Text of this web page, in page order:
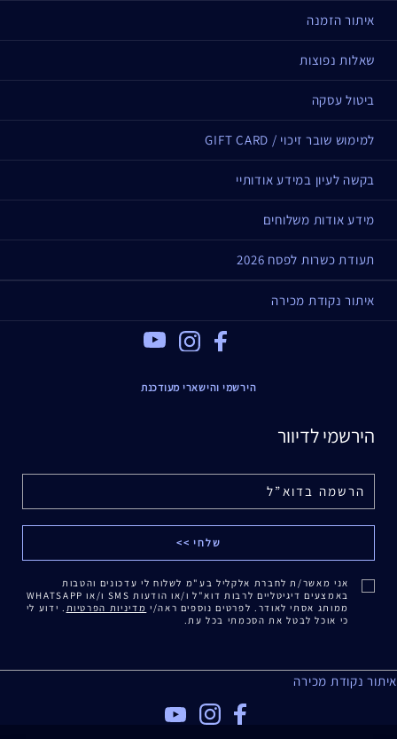
איתור הזמנה
שאלות נפוצות
ביטול עסקה
למימוש שובר זיכוי / GIFT CARD
בקשה לעיון במידע אודותיי
מידע אודות משלוחים
תעודת כשרות לפסח 2026
איתור נקודת מכירה
Facebook
הירשמי והישארי מעודכנת
הירשמי לדיוור
אני מאשר/ת לחברת אלקליל בע"מ לשלוח לי עדכונים והטבות
באמצעים דיגיטליים לרבות דוא"ל ו/או הודעות SMS ו/או WHATSAPP
ממותג אסתי לאודר. לפרטים נוספים ראה/י מדיניות הפרטיות . ידוע לי
כי אוכל לבטל את הסכמתי בכל עת.
איתור נקודת מכירה